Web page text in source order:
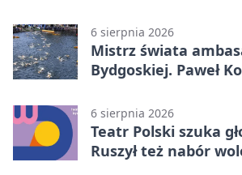
6 sierpnia 2026
Mistrz świata
Bydgoskiej. Paweł
6 sierpnia 2026
Teatr Polski szuka
Ruszył też nabór